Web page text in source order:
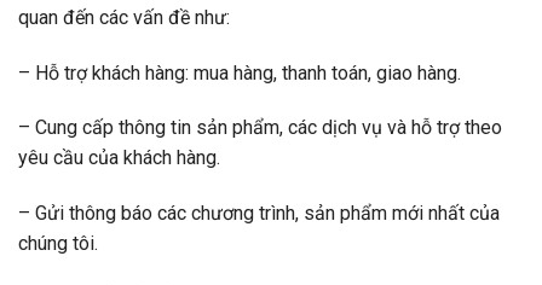
quan đến các vấn đề như:
– Hỗ trợ khách hàng: mua hàng, thanh toán, giao hàng.
– Cung cấp thông tin sản phẩm, các dịch vụ và hỗ trợ theo
yêu cầu của khách hàng.
– Gửi thông báo các chương trình, sản phẩm mới nhất của
chúng tôi.